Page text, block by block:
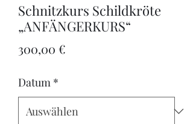
Schnitzkurs Schildkröte
„ANFÄNGERKURS“
300,00 €
Datum *